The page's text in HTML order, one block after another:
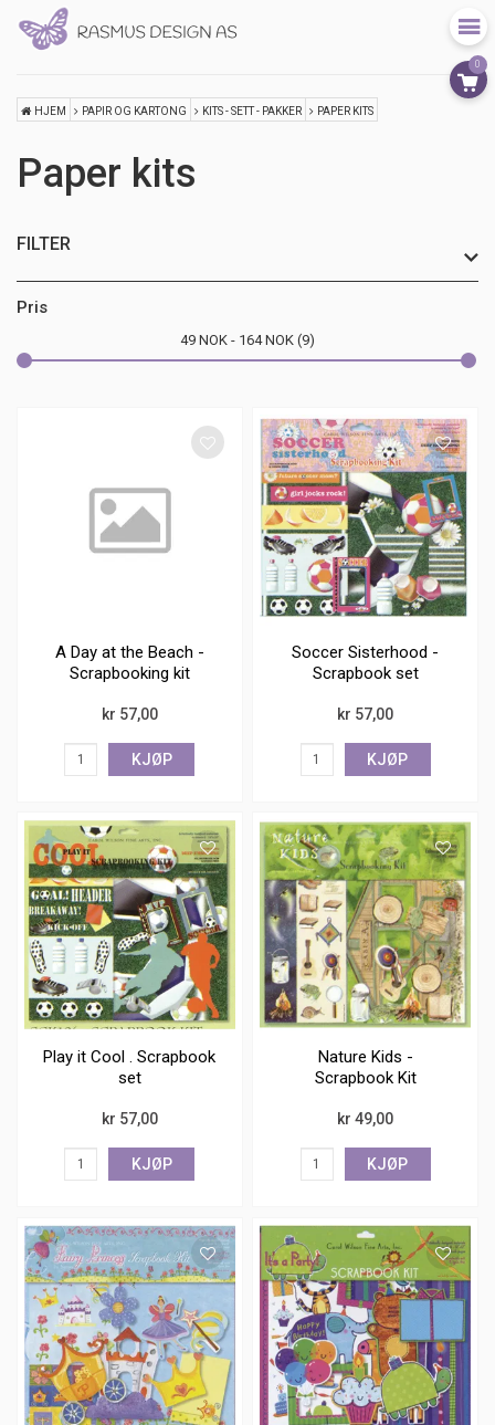
0
HJEM PAPIR OG KARTONG KITS - SETT - PAKKER PAPER KITS
Paper kits
FILTER
Pris
49 NOK 164 NOK 9
A Day at the Beach -
Scrapbooking kit
kr 57,00
KJØP
Soccer Sisterhood -
Scrapbook set
kr 57,00
KJØP
Play it Cool . Scrapbook
set
kr 57,00
KJØP
Nature Kids -
Scrapbook Kit
kr 49,00
KJØP